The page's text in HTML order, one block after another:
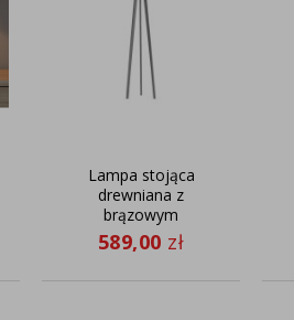
Lampa stojąca
drewniana z
brązowym
abażurem
CURACAO lampa na
589,00 zł